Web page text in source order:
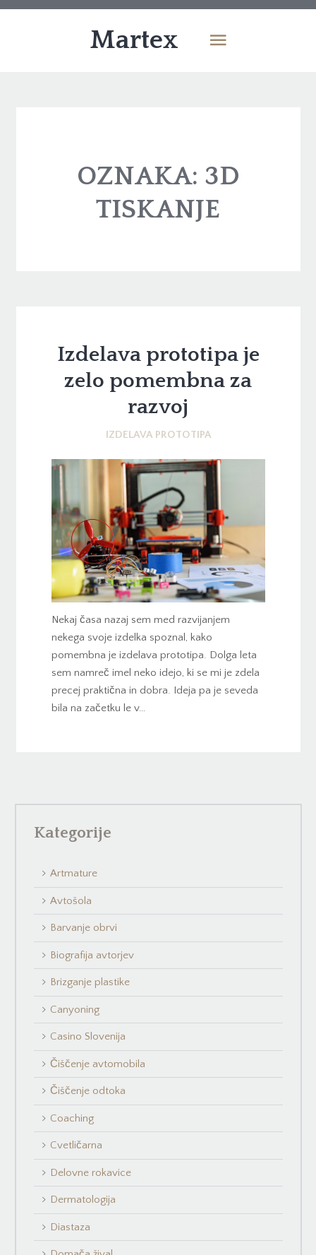
Martex
OZNAKA: 3D
TISKANJE
Izdelava prototipa je
zelo pomembna za
razvoj
IZDELAVA PROTOTIPA
Nekaj časa nazaj sem med razvijanjem
nekega svoje izdelka spoznal, kako
pomembna je izdelava prototipa. Dolga leta
sem namreč imel neko idejo, ki se mi je zdela
precej praktična in dobra. Ideja pa je seveda
bila na začetku le v…
Kategorije
Artmature
Avtošola
Barvanje obrvi
Biografija avtorjev
Brizganje plastike
Canyoning
Casino Slovenija
Čiščenje avtomobila
Čiščenje odtoka
Coaching
Cvetličarna
Delovne rokavice
Dermatologija
Diastaza